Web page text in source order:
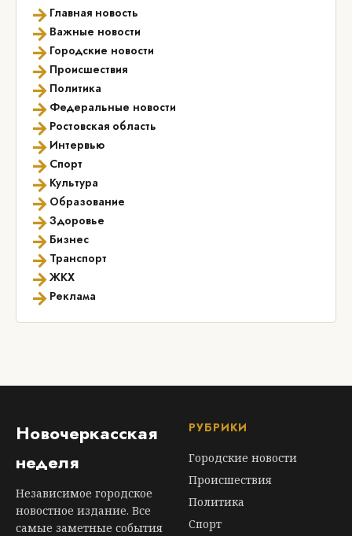
→ Главная новость
→ Важные новости
→ Городские новости
→ Происшествия
→ Политика
→ Федеральные новости
→ Ростовская область
→ Интервью
→ Спорт
→ Культура
→ Образование
→Здоровье
→ Бизнес
→ Транспорт
→ЖКХ
→ Реклама
Новочеркасская
неделя
Независимое городское
новостное издание. Все
самые заметные события
РУБРИКИ
Городские новости
Происшествия
Политика
Спорт